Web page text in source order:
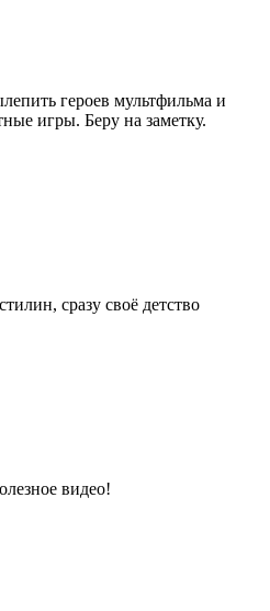
героев мультфильма и
игры. Беру на заметку.
сразу своё детство
видео!